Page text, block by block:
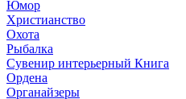
Юмор
Христианство
Охота
Рыбалка
Сувенир интерьерный Книга
Ордена
Органайзеры